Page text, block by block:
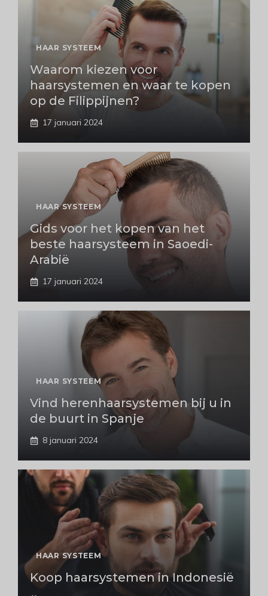
HAAR SYSTEEM
Waarom kiezen voor
haarsystemen en waar te kopen
op de Filippijnen?
17 januari 2024
HAAR SYSTEEM
Gids voor het kopen van het
beste haarsysteem in Saoedi-
Arabië
17 januari 2024
HAAR SYSTEEM
Vind herenhaarsystemen bij u in
de buurt in Spanje
8 januari 2024
HAAR SYSTEEM
Koop haarsystemen in Indonesië